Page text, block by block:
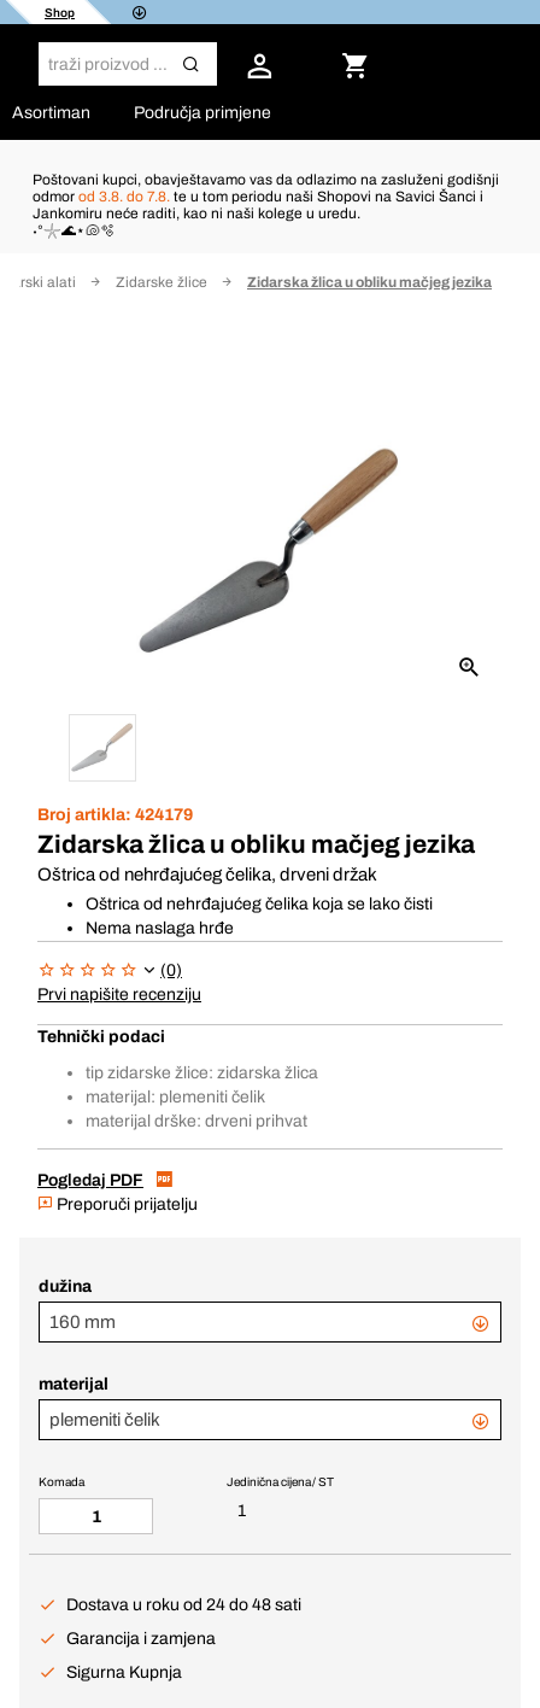
Shop
Asortiman Područja primjene
Poštovani kupci, obavještavamo vas da odlazimo na zasluženi godišnji
odmor od 3.8. do 7.8. te u tom periodu naši Shopovi na Savici Šanci i
Jankomiru neće raditi, kao ni naši kolege u uredu.
˖°𓇼🌊⋆🐚🫧
alati Zidarske žlice Zidarska žlica u obliku mačjeg jezika
Broj artikla: 424179
Zidarska žlica u obliku mačjeg jezika
Oštrica od nehrđajućeg čelika, drveni držak
Oštrica od nehrđajućeg čelika koja se lako čisti
Nema naslaga hrđe
(0)
Prvi napišite recenziju
Tehnički podaci
tip zidarske žlice: zidarska žlica
materijal: plemeniti čelik
materijal drške: drveni prihvat
Pogledaj PDF
Preporuči prijatelju
dužina
160 mm
materijal
plemeniti čelik
Jedinična cijena / ST
1
Komada
Dostava u roku od 24 do 48 sati
Garancija i zamjena
Sigurna Kupnja